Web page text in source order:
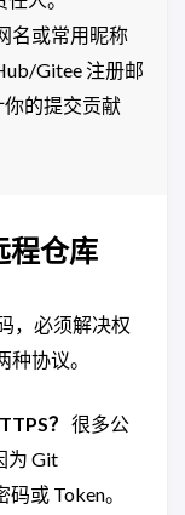
名或常用昵称
Gitee 注册邮
的提交贡献
程仓库
，必须解决权
协议。
？ 很多公
为 Git
或 Token。